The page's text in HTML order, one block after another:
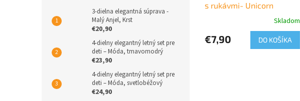
3-dielna elegantná súprava -
Malý Anjel, Krst
€20,90
4-dielny elegantný letný set pre
deti – Móda, tmavomodrý
€23,90
4-dielny elegantný letný set pre
deti – Móda, svetlobéžový
€24,90
s rukávmi- Unicorn
Skladom
€7,90 DO KOŠÍKA